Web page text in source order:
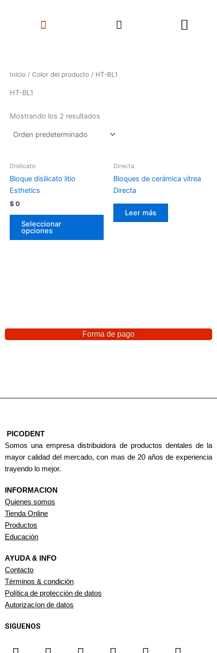
Menu Search
Inicio / Color del producto / HT-BL1
HT-BL1
Mostrando los 2 resultados
Disilicato
Bloque disilicato litio
Esthetics
$ 0
Seleccionar
opciones
Directa
Bloques de cerámica vítrea
Directa
Leer más
Forma de pago
PICODENT
Somos una empresa distribuidora de productos dentales de la
mayor calidad del mercado, con mas de 20 años de experiencia
trayendo lo mejor.
INFORMACION
Quienes somos
Tienda Online
Productos
Educación
AYUDA & INFO
Contacto
Términos & condición
Política de protección de datos
Autorizacíon de datos
SIGUENOS
F
I
T
Y
W
L